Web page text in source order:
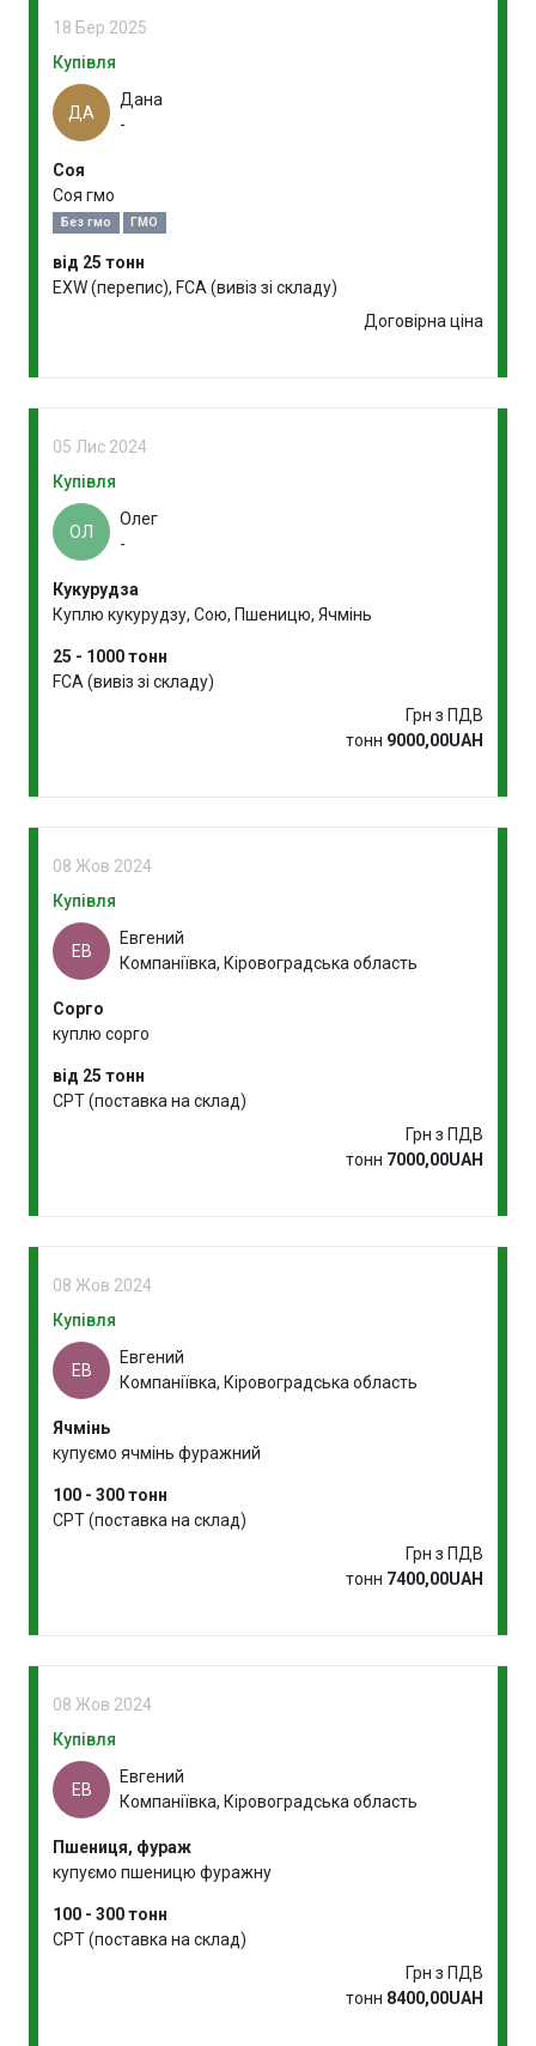
18 Бер 2025
Купівля
ДА
Дана
-
Соя
Соя гмо
Без гмо ГМО
від 25 тонн
EXW (перепис), FCA (вивіз зі складу)
Договірна ціна
05 Лис 2024
Купівля
ОЛ
Олег
-
Кукурудза
Куплю кукурудзу, Сою, Пшеницю, Ячмінь
25 - 1000 тонн
FCA (вивіз зі складу)
Грн з ПДВ
тонн 9000,00UAH
08 Жов 2024
Купівля
ЕВ
Евгений
Компаніївка, Кіровоградська область
Сорго
куплю сорго
від 25 тонн
CPT (поставка на склад)
Грн з ПДВ
тонн 7000,00UAH
08 Жов 2024
Купівля
ЕВ
Евгений
Компаніївка, Кіровоградська область
Ячмінь
купуємо ячмінь фуражний
100 - 300 тонн
CPT (поставка на склад)
Грн з ПДВ
тонн 7400,00UAH
08 Жов 2024
Купівля
ЕВ
Евгений
Компаніївка, Кіровоградська область
Пшениця, фураж
купуємо пшеницю фуражну
100 - 300 тонн
CPT (поставка на склад)
Грн з ПДВ
тонн 8400,00UAH